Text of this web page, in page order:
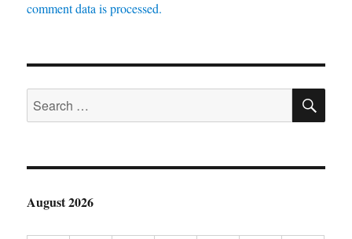
comment data is processed.
Search
for:
August 2026